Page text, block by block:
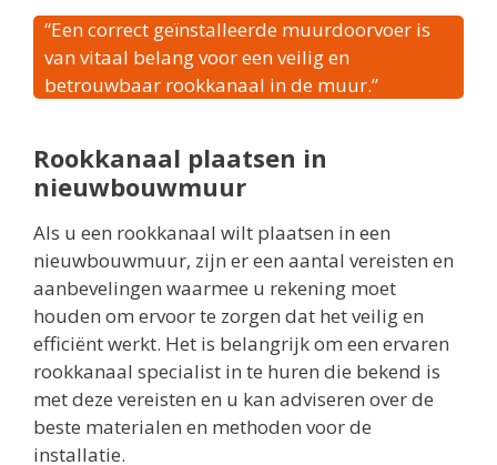
“Een correct geïnstalleerde muurdoorvoer is
van vitaal belang voor een veilig en
betrouwbaar rookkanaal in de muur.”
Rookkanaal plaatsen in
nieuwbouwmuur
Als u een rookkanaal wilt plaatsen in een
nieuwbouwmuur, zijn er een aantal vereisten en
aanbevelingen waarmee u rekening moet
houden om ervoor te zorgen dat het veilig en
efficiënt werkt. Het is belangrijk om een ervaren
rookkanaal specialist in te huren die bekend is
met deze vereisten en u kan adviseren over de
beste materialen en methoden voor de
installatie.